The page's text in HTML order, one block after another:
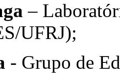
–
UFRJ);
- Grupo de